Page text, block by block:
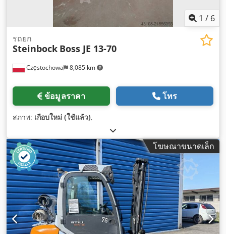
1 / 6
Częstochowa 8,085 km
รถยก
Steinbock Boss JE 13-70
ข้อมูลราคา โทร
สภาพ: เกือบใหม่ (ใช้แล้ว),
โฆษณาขนาดเล็ก